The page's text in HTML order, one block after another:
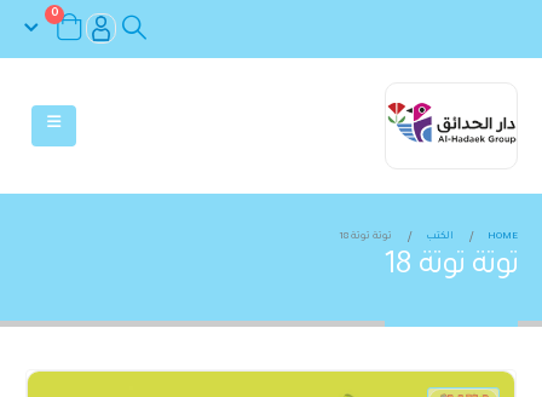
0
HOME الكتب توتة توتة 18
توتة توتة 18